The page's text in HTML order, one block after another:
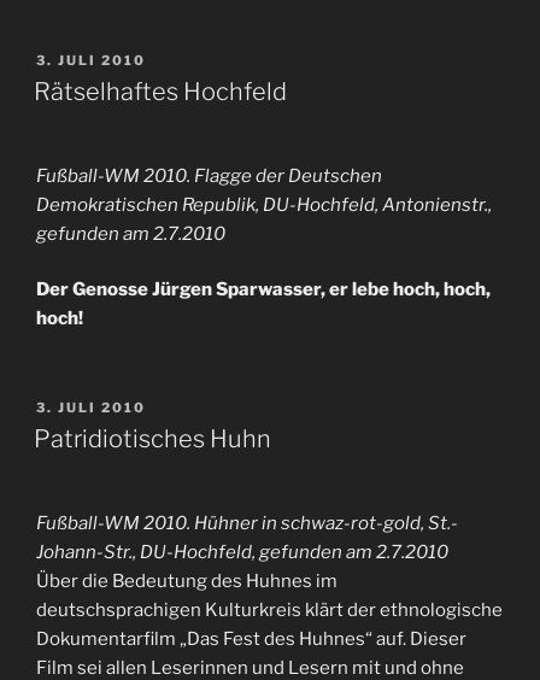
VERÖFFENTLICHT
AM
3. JULI 2010
Rätselhaftes Hochfeld
Fußball-WM 2010. Flagge der Deutschen
Demokratischen Republik, DU-Hochfeld, Antonienstr.,
gefunden am 2.7.2010
Der Genosse Jürgen Sparwasser, er lebe hoch, hoch,
hoch!
VERÖFFENTLICHT
AM
3. JULI 2010
Patridiotisches Huhn
Fußball-WM 2010. Hühner in schwaz-rot-gold, St.-
Johann-Str., DU-Hochfeld, gefunden am 2.7.2010
Über die Bedeutung des Huhnes im
deutschsprachigen Kulturkreis klärt der ethnologische
Dokumentarfilm „Das Fest des Huhnes“ auf. Dieser
Film sei allen Leserinnen und Lesern mit und ohne